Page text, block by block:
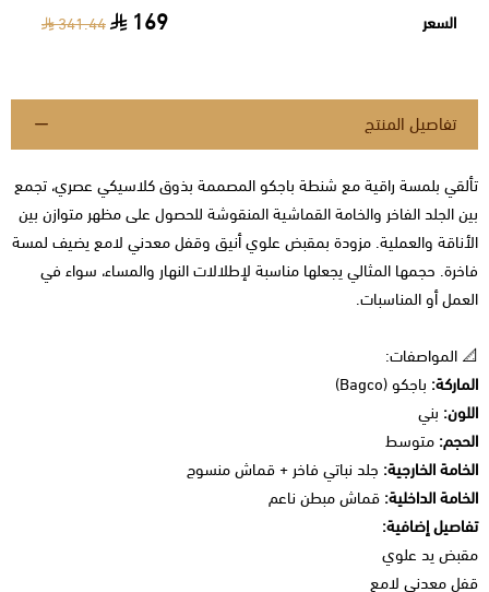
السعر 169
341.44
تفاصيل المنتج
تألقي بلمسة راقية مع شنطة باجكو المصممة بذوق كلاسيكي عصري، تجمع
بين الجلد الفاخر والخامة القماشية المنقوشة للحصول على مظهر متوازن بين
الأناقة والعملية. مزودة بمقبض علوي أنيق وقفل معدني لامع يضيف لمسة
فاخرة. حجمها المثالي يجعلها مناسبة لإطلالات النهار والمساء، سواء في
العمل أو المناسبات.
📐 المواصفات:
الماركة: باجكو (Bagco)
اللون: بني
الحجم: متوسط
الخامة الخارجية: جلد نباتي فاخر + قماش منسوج
الخامة الداخلية: قماش مبطن ناعم
تفاصيل إضافية:
مقبض يد علوي
قفل معدني لامع